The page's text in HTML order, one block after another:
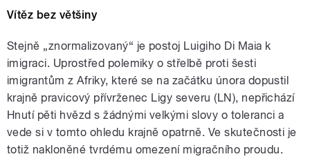
Vítěz bez většiny
Stejně „znormalizovaný“ je postoj Luigiho Di Maia k
imigraci. Uprostřed polemiky o střelbě proti šesti
imigrantům z Afriky, které se na začátku února dopustil
krajně pravicový přívrženec Ligy severu (LN), nepřichází
Hnutí pěti hvězd s žádnými velkými slovy o toleranci a
vede si v tomto ohledu krajně opatrně. Ve skutečnosti je
totiž nakloněné tvrdému omezení migračního proudu.